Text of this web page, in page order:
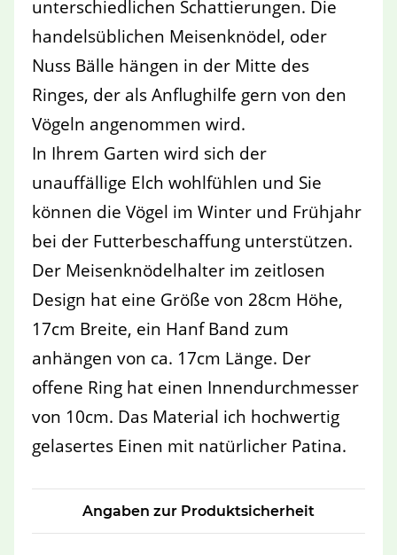
unterschiedlichen Schattierungen. Die
handelsüblichen Meisenknödel, oder
Nuss Bälle hängen in der Mitte des
Ringes, der als Anflughilfe gern von den
Vögeln angenommen wird.
In Ihrem Garten wird sich der
unauffällige Elch wohlfühlen und Sie
können die Vögel im Winter und Frühjahr
bei der Futterbeschaffung unterstützen.
Der Meisenknödelhalter im zeitlosen
Design hat eine Größe von 28cm Höhe,
17cm Breite, ein Hanf Band zum
anhängen von ca. 17cm Länge. Der
offene Ring hat einen Innendurchmesser
von 10cm. Das Material ich hochwertig
gelasertes Einen mit natürlicher Patina.
Angaben zur Produktsicherheit